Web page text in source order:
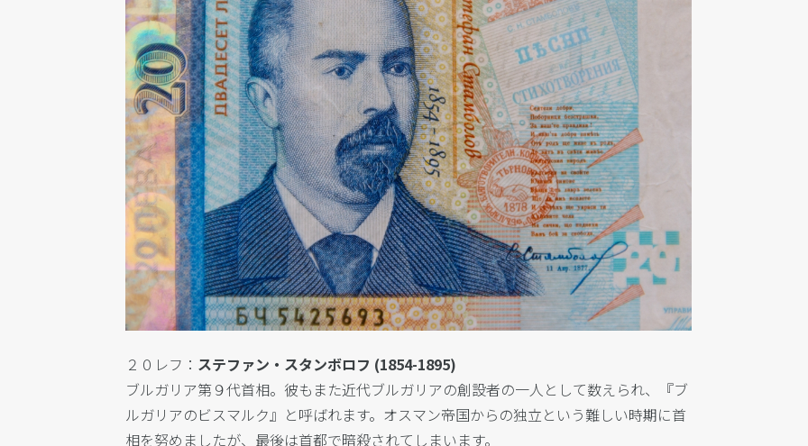
２０レフ： ステファン・スタンボロフ (1854-1895)
ブルガリア第９代首相。彼もまた近代ブルガリアの創設者の一人として数えられ、『ブ
ルガリアのビスマルク』と呼ばれます。オスマン帝国からの独立という難しい時期に首
相を努めましたが、最後は首都で暗殺されてしまいます。